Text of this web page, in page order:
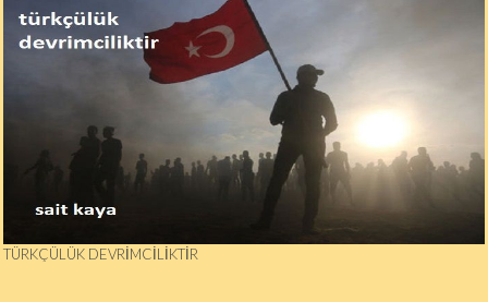
TÜRKÇÜLÜK DEVRIMCILIKTIR